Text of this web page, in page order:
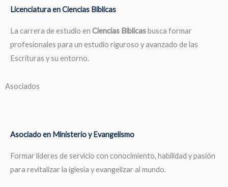
Licenciatura en Ciencias Bíblicas
La carrera de estudio en Ciencias Bíblicasbusca formar
profesionales para un estudio riguroso y avanzado de las
Escrituras y su entorno.
Asociados
Asociado en Ministerio y Evangelismo
Formar líderes de servicio con conocimiento, habilidad y pasión
para revitalizar la iglesia y evangelizar al mundo.